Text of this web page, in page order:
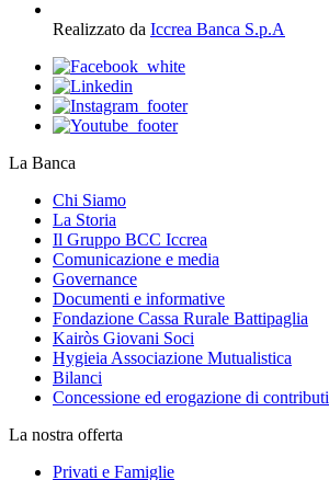
Realizzato da Iccrea Banca S.p.A
La Banca
Chi Siamo
La Storia
Il Gruppo BCC Iccrea
Comunicazione e media
Governance
Documenti e informative
Fondazione Cassa Rurale Battipaglia
Kairòs Giovani Soci
Hygieia Associazione Mutualistica
Bilanci
Concessione ed erogazione di contributi
La nostra offerta
Privati e Famiglie